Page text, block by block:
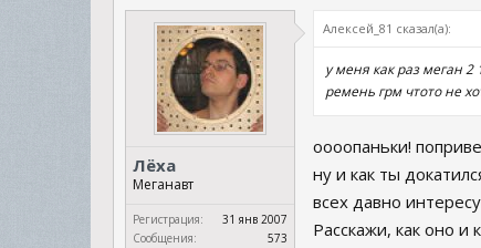
Лёха
Меганавт
Регистрация:
31 янв 2007
Сообщения:
573
Алексей_81 сказал(а):
у меня как раз меган
ремень грм чтото не
оооопаньки!
ну и как ты
всех давно
Расскажи, как оно и